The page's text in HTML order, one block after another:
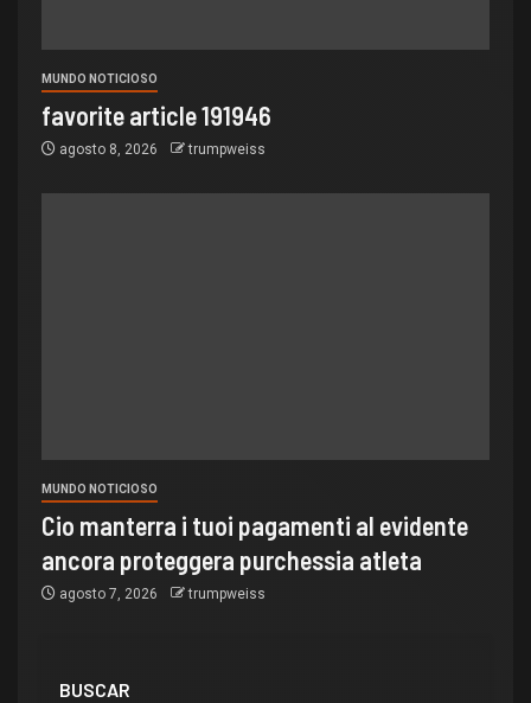
MUNDO NOTICIOSO
favorite article 191946
agosto 8, 2026 trumpweiss
MUNDO NOTICIOSO
Cio manterra i tuoi pagamenti al evidente
ancora proteggera purchessia atleta
agosto 7, 2026 trumpweiss
BUSCAR